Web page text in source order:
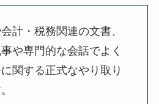
計・税務関連の文書、
や専門的な会話でよく
関する正式なやり取り